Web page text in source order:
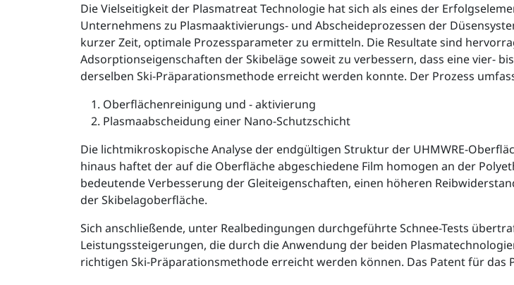
Die Vielseitigkeit der Plasmatreat Technologie hat sich als eines der
Unternehmens zu Plasmaaktivierungs- und Abscheideprozessen der
kurzer Zeit, optimale Prozessparameter zu ermitteln. Die Resultate sind
Adsorptionseigenschaften der Skibeläge soweit zu verbessern, dass eine vier-
derselben Ski-Präparationsmethode erreicht werden konnte. Der Prozess
Oberflächenreinigung und - aktivierung
Plasmaabscheidung einer Nano-Schutzschicht
Die lichtmikroskopische Analyse der endgültigen Struktur der UHMWRE-
hinaus haftet der auf die Oberfläche abgeschiedene Film homogen an der
bedeutende Verbesserung der Gleiteigenschaften, einen höheren
der Skibelagoberfläche.
Sich anschließende, unter Realbedingungen durchgeführte Schnee-Tests
Leistungssteigerungen, die durch die Anwendung der beiden
richtigen Ski-Präparationsmethode erreicht werden können. Das Patent für das